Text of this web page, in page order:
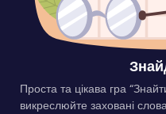
Проста та цікава гра
викреслюйте заховані